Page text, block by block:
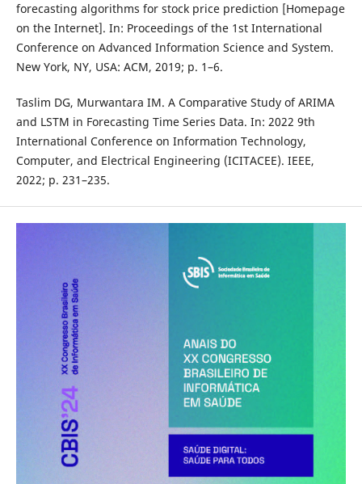
forecasting algorithms for stock price prediction [Homepage
on the Internet]. In: Proceedings of the 1st International
Conference on Advanced Information Science and System.
New York, NY, USA: ACM, 2019; p. 1–6.
Taslim DG, Murwantara IM. A Comparative Study of ARIMA
and LSTM in Forecasting Time Series Data. In: 2022 9th
International Conference on Information Technology,
Computer, and Electrical Engineering (ICITACEE). IEEE,
2022; p. 231–235.